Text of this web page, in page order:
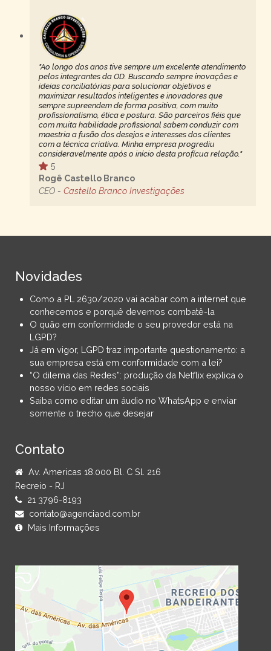
"Ao longo dos anos tive sempre um excelente atendimento
pelos integrantes da OD. Buscando sempre inovações e
ideias conciliatórias para solucionar objetivos e
maximizar resultados inteligentes e inovadores que
sempre supreendem de forma positiva, com muito
profissionalismo, ética e postura. São parceiros fiéis que
com muita habilidade profissional sabem conduzir com
maestria a fusão dos desejos e interesses dos clientes
com a técnica criativa. Minha empresa progrediu
consideravelmente após o início desta profícua relação."
5
Rogê Castello Branco
CEO - Castello Branco Investigações
Novidades
Como a PL 2630/2020 vai acabar com a internet que
conhecemos e porquê devemos combatê-la
O quão em conformidade o seu provedor está na
LGPD?
Já em vigor, LGPD traz importante questionamento: a
sua empresa está em conformidade com a lei?
“O dilema das Redes”: produção da Netflix explica o
nosso vício em redes sociais
Saiba como editar um áudio no WhatsApp e enviar
somente o trecho que desejar
Contato
Av. Americas 18.000 Bl. C Sl. 216
Recreio - RJ
21 3796-8193
contato@agenciaod.com.br
Mais Informações